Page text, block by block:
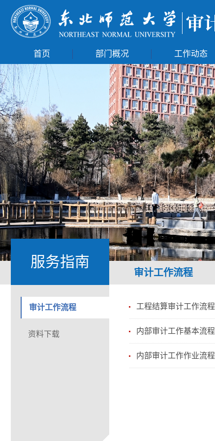
首页 部门概况 工作动态
服务指南
审计工作流程
审计工作流程
资料下载
工程结算审计工作流程
内部审计工作基本流程
内部审计工作作业流程